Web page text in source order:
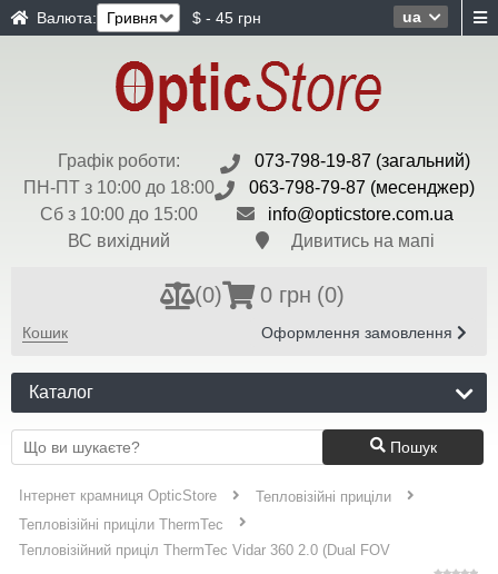
ua
Валюта: $ - 45 грн
Графік роботи:
ПН-ПТ з 10:00 до 18:00
Сб з 10:00 до 15:00
ВС вихідний
073-798-19-87 (загальний)
063-798-79-87 (месенджер)
info@opticstore.com.ua
Дивитись на мапі
(0) 0 грн (0)
Кошик Оформлення замовлення
Каталог
Пошук
Інтернет крамниця OpticStore
Тепловізійні приціли
Тепловізійні приціли ThermTec
Тепловізійний приціл ThermTec Vidar 360 2.0 (Dual FOV